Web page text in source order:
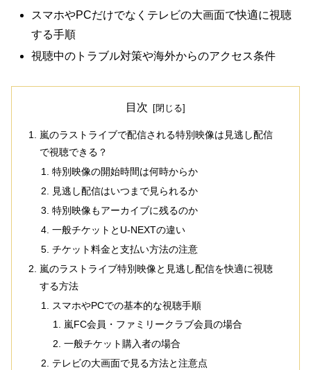
スマホやPCだけでなくテレビの大画面で快適に視聴
する手順
視聴中のトラブル対策や海外からのアクセス条件
目次
嵐のラストライブで配信される特別映像は見逃し配信
で視聴できる？
特別映像の開始時間は何時からか
見逃し配信はいつまで見られるか
特別映像もアーカイブに残るのか
一般チケットとU-NEXTの違い
チケット料金と支払い方法の注意
嵐のラストライブ特別映像と見逃し配信を快適に視聴
する方法
スマホやPCでの基本的な視聴手順
嵐FC会員・ファミリークラブ会員の場合
一般チケット購入者の場合
テレビの大画面で見る方法と注意点